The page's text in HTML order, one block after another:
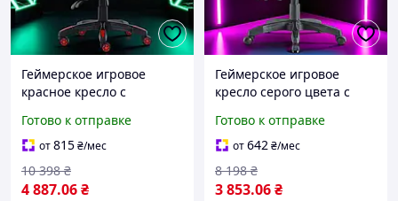
Геймерское игровое
красное кресло с
компьютерные кресла с
высокой спинкой для|
ЭТО + СУПЕР
Готово к отправке
от815₴/мес
4 887.06₴
10 398 ₴
Геймерское игровое
кресло серого цвета с
компьютерные кресла с
высокой спинкой для |
ХОЧУ ЕГО
Готово к отправке
от642₴/мес
3 853.06₴
8 198 ₴